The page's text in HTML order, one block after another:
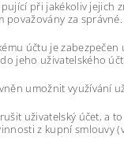
při jakékoliv jejich
za správné.
účtu je
jeho uživatelského
umožnit využívání
uživatelský účet, a
z kupní smlouvy